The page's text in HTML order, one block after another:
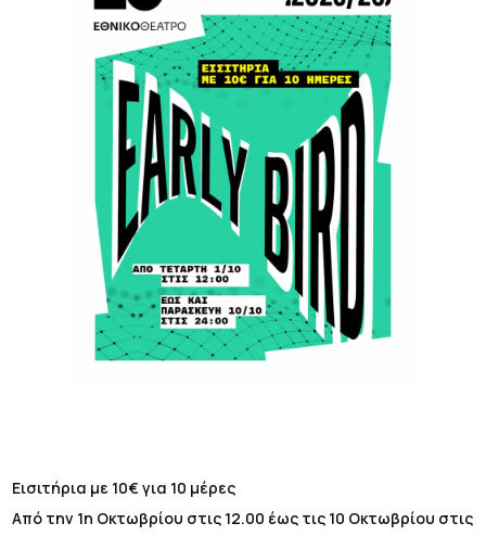
Εισιτήρια με 10€ για 10 μέρες
Από την 1η Οκτωβρίου στις 12.00 έως τις 10 Οκτωβρίου στις